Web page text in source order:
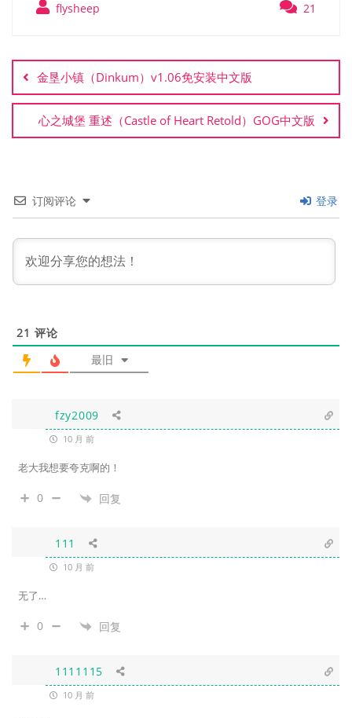
flysheep 21
章
导
航
金垦小镇（Dinkum）v1.06免安装中文版
心之城堡 重述（Castle of Heart Retold）GOG中文版
订阅评论 登录
21 评论
最旧
fzy2009
10 月 前
老大我想要夸克啊的！
0 回复
111
10 月 前
无了…
0 回复
1111115
10 月 前